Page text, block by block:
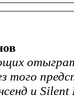
того
и Silent